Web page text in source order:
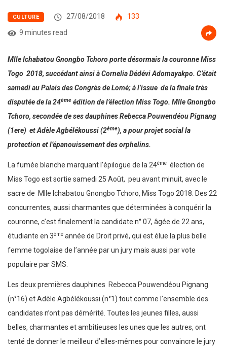
CULTURE 27/08/2018
133
9 minutes read
Mlle Ichabatou Gnongbo Tchoro porte désormais la couronne Miss
Togo 2018, succédant ainsi à Cornelia Dédévi Adomayakpo. C’était
samedi au Palais des Congrès de Lomé; à l’issue de la finale très
disputée de la 24ème édition de l’élection Miss Togo. Mlle Gnongbo
Tchoro, secondée de ses dauphines Rebecca Pouwendéou Pignang
(1ere) et Adèle Agbélékoussi (2ème), a pour projet social la
protection et l’épanouissement des orphelins.
La fumée blanche marquant l’épilogue de la 24ème élection de
Miss Togo est sortie samedi 25 Août, peu avant minuit, avec le
sacre de Mlle Ichabatou Gnongbo Tchoro, Miss Togo 2018. Des 22
concurrentes, aussi charmantes que déterminées à conquérir la
couronne, c’est finalement la candidate n° 07, âgée de 22 ans,
étudiante en 3ème année de Droit privé, qui est élue la plus belle
femme togolaise de l’année par un jury mais aussi par vote
populaire par SMS.
Les deux premières dauphines Rebecca Pouwendéou Pignang
(n°16) et Adèle Agbélékoussi (n°1) tout comme l’ensemble des
candidates n’ont pas démérité. Toutes les jeunes filles, aussi
belles, charmantes et ambitieuses les unes que les autres, ont
tenté de donner le meilleur d’elles-mêmes pour convaincre le jury